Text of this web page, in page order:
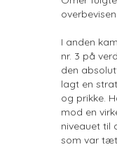
I anden
nr. 3 på
den
lagt en
og prikke.
mod en
niveauet til
som var